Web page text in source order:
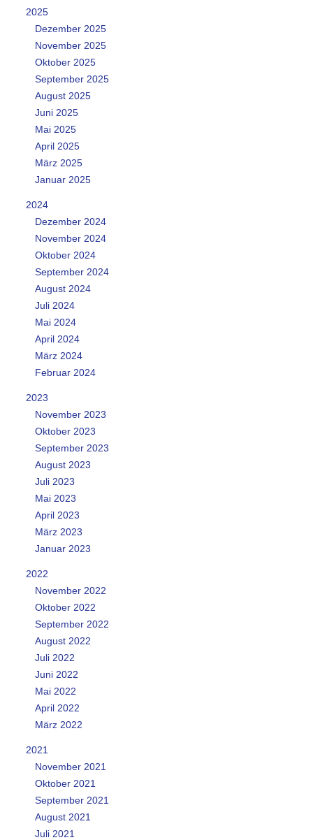
2025
Dezember 2025
November 2025
Oktober 2025
September 2025
August 2025
Juni 2025
Mai 2025
April 2025
März 2025
Januar 2025
2024
Dezember 2024
November 2024
Oktober 2024
September 2024
August 2024
Juli 2024
Mai 2024
April 2024
März 2024
Februar 2024
2023
November 2023
Oktober 2023
September 2023
August 2023
Juli 2023
Mai 2023
April 2023
März 2023
Januar 2023
2022
November 2022
Oktober 2022
September 2022
August 2022
Juli 2022
Juni 2022
Mai 2022
April 2022
März 2022
2021
November 2021
Oktober 2021
September 2021
August 2021
Juli 2021